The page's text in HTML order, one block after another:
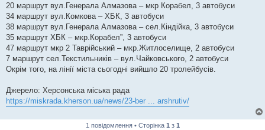
20 маршрут вул.Генерала Алмазова – мкр Корабел, 3 автобуси
34 маршрут вул.Комкова – ХБК, 3 автобуси
38 маршрут вул.Генерала Алмазова – сел.Кіндійка, 3 автобуси
35 маршрут ХБК – мкр.Корабел”, 3 автобуси
47 маршрут мкр 2 Таврійський – мкр.Житлоселище, 2 автобуси
7 маршрут сел.Текстильників – вул.Чайковського, 2 автобуси
Окрім того, на лінії міста сьогодні вийшло 20 тролейбусiв.
Джерело: Херсонська міська рада
https://miskrada.kherson.ua/news/23-ber ... arshrutiv/
1 повідомлення • Сторінка 1 з 1